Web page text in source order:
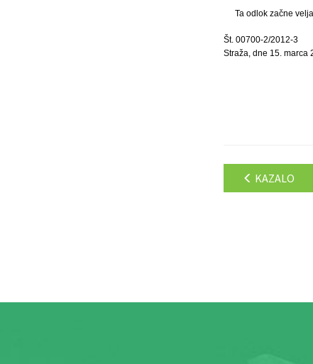
Ta odlok začne
Št. 00700-2/2012-3
Straža, dne 15. marca
KAZALO